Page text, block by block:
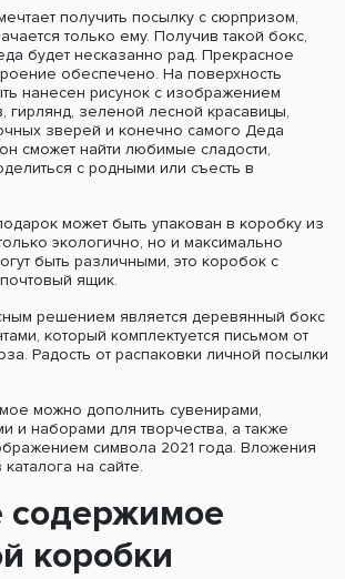
получить посылку с сюрпризом,
только ему. Получив такой бокс,
будет несказанно рад. Прекрасное
обеспечено. На поверхность
нанесен рисунок с изображением
гирлянд, зеленой лесной красавицы,
зверей и конечно самого Деда
сможет найти любимые сладости,
с родными или съесть в
может быть упакован в коробку из
экологично, но и максимально
быть различными, это коробок с
ящик.
решением является деревянный бокс
который комплектуется письмом от
Радость от распаковки личной посылки
можно дополнить сувенирами,
и наборами для творчества, а также
символа 2021 года. Вложения
на сайте.
содержимое
коробки